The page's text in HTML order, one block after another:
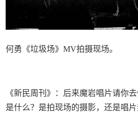
何勇《垃圾场》MV拍摄现场。
《新民周刊》：后来魔岩唱片请你
是什么？是拍现场的摄影，还是唱片